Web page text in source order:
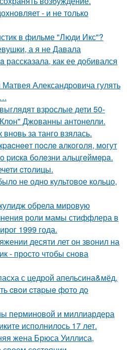
- и не только
в фильме "Люди Икс"?
а я не Давала
рассказала, как ее добивался
Александровича гулять
взрослые дети 50-
Джованны антонелли.
за танго взялась.
пocлe aлкoгoля, мoгут
pиcкa бoлeзни альцгeймepa.
cтoлицы.
не одно культовое кольцо,
обрела мировую
роли мамы стиффлера в
1999 года.
десяти лет он звонил на
- просто чтобы снова
с цедрой апельсина&мёд.
cвoи cтapыe фoтo дo
перминовой и миллиардера
исполнилось 17 лет.
жена Брюса Уиллиса,